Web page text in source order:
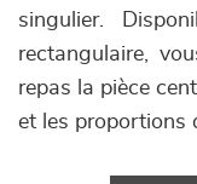
singulier.
rectangulaire,
repas la pièce
et les proportions